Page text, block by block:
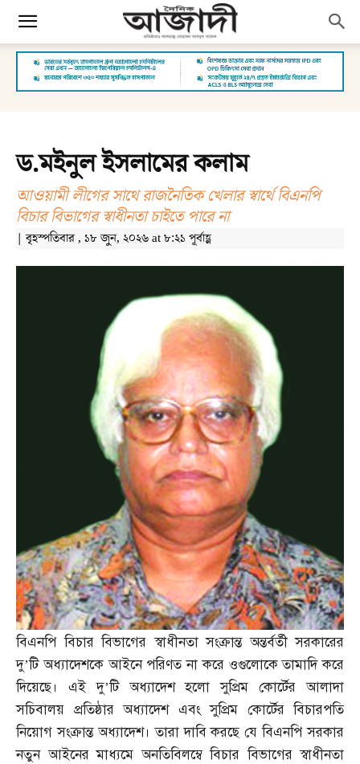
ড.মইনুল ইসলামের কলাম
আওয়ামী লীগের সাথে রাজনৈতিক খেলার স্বার্থে বিএনপি
বিচার বিভাগের স্বাধীনতা চাইতে পারে না
| বৃহস্পতিবার , ১৮ জুন, ২০২৬ at ৮:২১ পূর্বাহ্ণ
বিএনপি বিচার বিভাগের স্বাধীনতা সংক্রান্ত অন্তর্বর্তী সরকারের
দু’টি অধ্যাদেশকে আইনে পরিণত না করে ওগুলোকে তামাদি করে
দিয়েছে। এই দু’টি অধ্যাদেশ হলো সুপ্রিম কোর্টের আলাদা
সচিবালয় প্রতিষ্ঠার অধ্যাদেশ এবং সুপ্রিম কোর্টের বিচারপতি
নিয়োগ সংক্রান্ত অধ্যাদেশ। তারা দাবি করছে যে বিএনপি সরকার
নতুন আইনের মাধ্যমে অনতিবিলম্বে বিচার বিভাগের স্বাধীনতা